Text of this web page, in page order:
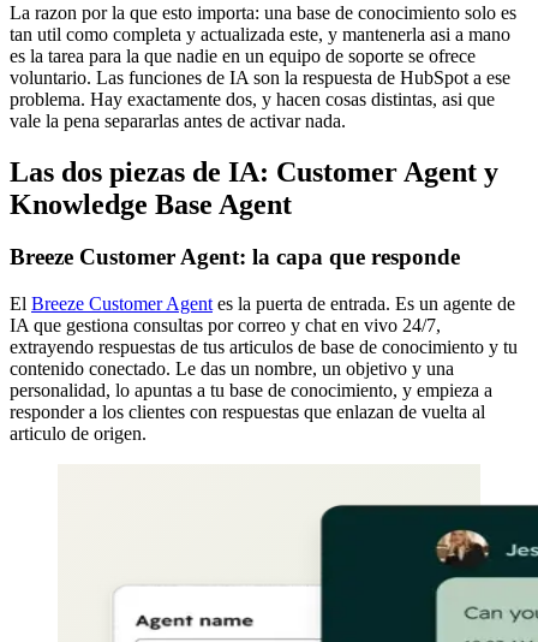
La razon por la que esto importa: una base de conocimiento solo es
tan util como completa y actualizada este, y mantenerla asi a mano
es la tarea para la que nadie en un equipo de soporte se ofrece
voluntario. Las funciones de IA son la respuesta de HubSpot a ese
problema. Hay exactamente dos, y hacen cosas distintas, asi que
vale la pena separarlas antes de activar nada.
Las dos piezas de IA: Customer Agent y
Knowledge Base Agent
Breeze Customer Agent: la capa que responde
El Breeze Customer Agent es la puerta de entrada. Es un agente de
IA que gestiona consultas por correo y chat en vivo 24/7,
extrayendo respuestas de tus articulos de base de conocimiento y tu
contenido conectado. Le das un nombre, un objetivo y una
personalidad, lo apuntas a tu base de conocimiento, y empieza a
responder a los clientes con respuestas que enlazan de vuelta al
articulo de origen.